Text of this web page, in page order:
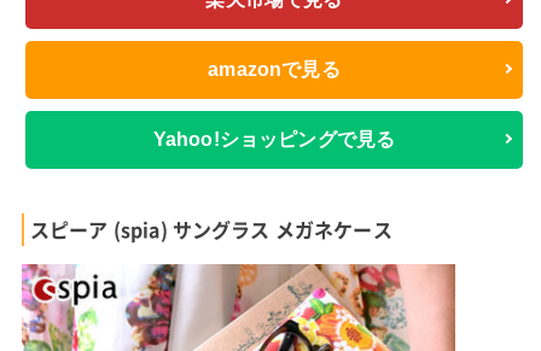
amazonで見る
Yahoo!ショッピングで見る
スピーア (spia) サングラス メガネケース